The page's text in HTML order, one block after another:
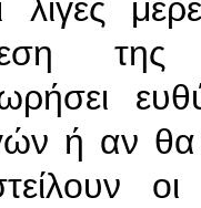
λίγες
της
ή αν